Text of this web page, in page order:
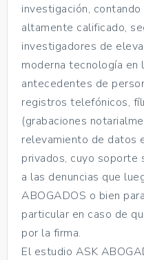
investigación,
altamente calificado,
investigadores de
moderna tecnología en
antecedentes de
registros telefónicos,
(grabaciones
relevamiento de datos
privados, cuyo soporte
a las denuncias que
ABOGADOS o bien
particular en caso de
por la firma.
El estudio ASK